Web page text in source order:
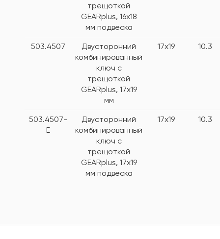
трещоткой
GEARplus, 16х18
мм подвеска
503.4507
Двусторонний
комбинированный
ключ с
трещоткой
GEARplus, 17x19
мм
17x19 10.3
503.4507-
E
Двусторонний
комбинированный
ключ с
трещоткой
GEARplus, 17x19
мм подвеска
17x19 10.3